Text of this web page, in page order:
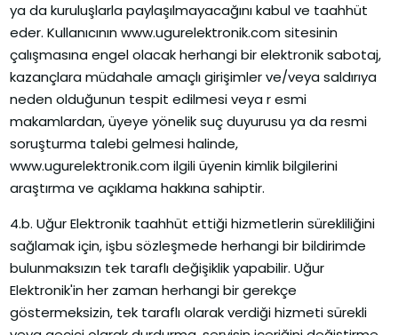
ya da kuruluşlarla paylaşılmayacağını kabul ve taahhüt
eder. Kullanıcının www.ugurelektronik.com sitesinin
çalışmasına engel olacak herhangi bir elektronik sabotaj,
kazançlara müdahale amaçlı girişimler ve/veya saldırıya
neden olduğunun tespit edilmesi veya r esmi
makamlardan, üyeye yönelik suç duyurusu ya da resmi
soruşturma talebi gelmesi halinde,
www.ugurelektronik.com ilgili üyenin kimlik bilgilerini
araştırma ve açıklama hakkına sahiptir.
4.b. Uğur Elektronik taahhüt ettiği hizmetlerin sürekliliğini
sağlamak için, işbu sözleşmede herhangi bir bildirimde
bulunmaksızın tek taraflı değişiklik yapabilir. Uğur
Elektronik'in her zaman herhangi bir gerekçe
göstermeksizin, tek taraflı olarak verdiği hizmeti sürekli